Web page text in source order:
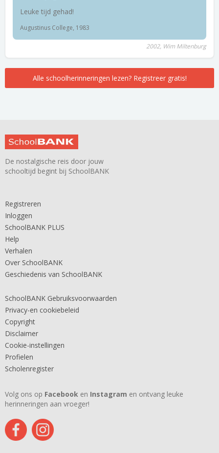
Leuke tijd gehad!
Augustinus College, 1983
2002, Wim Miltenburg
Alle schoolherinneringen lezen? Registreer gratis!
De nostalgische reis door jouw
schooltijd begint bij SchoolBANK
Registreren
Inloggen
SchoolBANK PLUS
Help
Verhalen
Over SchoolBANK
Geschiedenis van SchoolBANK
SchoolBANK Gebruiksvoorwaarden
Privacy-en cookiebeleid
Copyright
Disclaimer
Cookie-instellingen
Profielen
Scholenregister
Volg ons op Facebook en Instagram en ontvang leuke
herinneringen aan vroeger!